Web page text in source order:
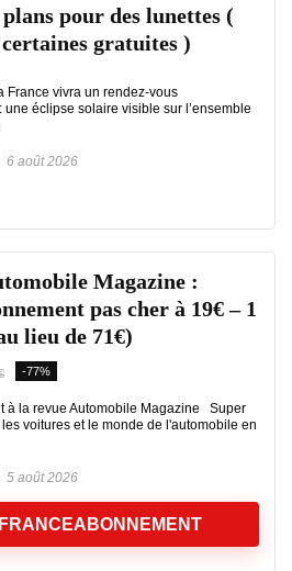
plans pour des lunettes (
gratuites )
France vivra un rendez-vous
éclipse solaire visible sur l’ensemble
6 août 2026
Magazine :
pas cher à 19€ – 1
lieu de 71€)
-77%
à la revue Automobile Magazine Super
voitures et le monde de l'automobile en
5 août 2026